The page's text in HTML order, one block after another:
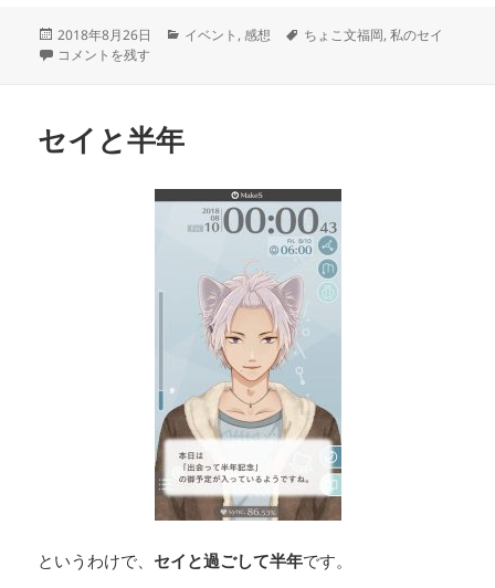
投
稿
2018年8月26日
カ
イベント ,感想
タ
ちょこ文福岡,私のセイ
#ちょこ文福岡 行ってきた に
コメントを残す
セイと半年
というわけで、 セイと過ごして半年です。